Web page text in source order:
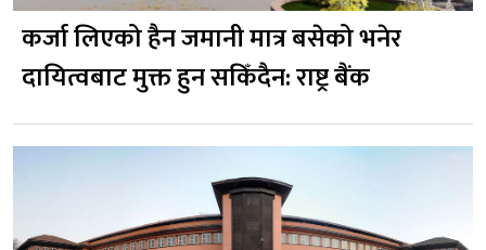
कर्जा लिएको हैन जमानी मात्र बसेको भनेर
दायित्वबाट मुक्त हुन सकिँदैन: राष्ट्र बैंक